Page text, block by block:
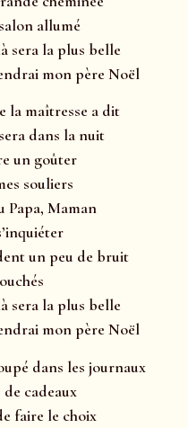
allumé
sera la plus belle
mon père Noël
la maîtresse a dit
dans la nuit
un goûter
souliers
Papa, Maman
un peu de bruit
sera la plus belle
mon père Noël
dans les journaux
cadeaux
faire le choix